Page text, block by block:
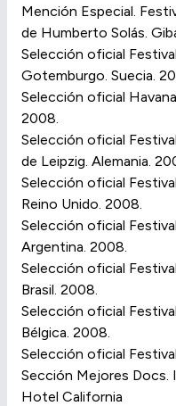
Mención Especial.
de Humberto Solás.
Selección oficial
Gotemburgo. Suecia.
Selección oficial
2008.
Selección oficial
de Leipzig. Alemania.
Selección oficial
Reino Unido. 2008.
Selección oficial
Argentina. 2008.
Selección oficial
Brasil. 2008.
Selección oficial
Bélgica. 2008.
Selección oficial
Sección Mejores Docs.
Hotel California